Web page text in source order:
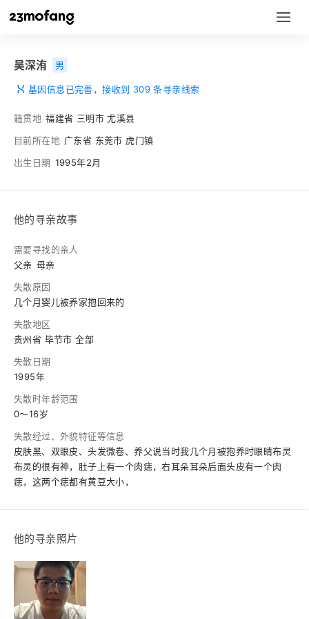
吴深洧 男
基因信息已完善，接收到 309 条寻亲线索
籍贯地 福建省 三明市 尤溪县
目前所在地 广东省 东莞市 虎门镇
出生日期 1995年2月
他的寻亲故事
需要寻找的亲人
父亲 母亲
失散原因
几个月婴儿被养家抱回来的
失散地区
贵州省 毕节市 全部
失散日期
1995年
失散时年龄范围
0～16岁
失散经过、外貌特征等信息
皮肤黑、双眼皮、头发微卷、养父说当时我几个月被抱养时眼睛布灵
布灵的很有神，肚子上有一个肉痣，右耳朵耳朵后面头皮有一个肉
痣，这两个痣都有黄豆大小，
他的寻亲照片